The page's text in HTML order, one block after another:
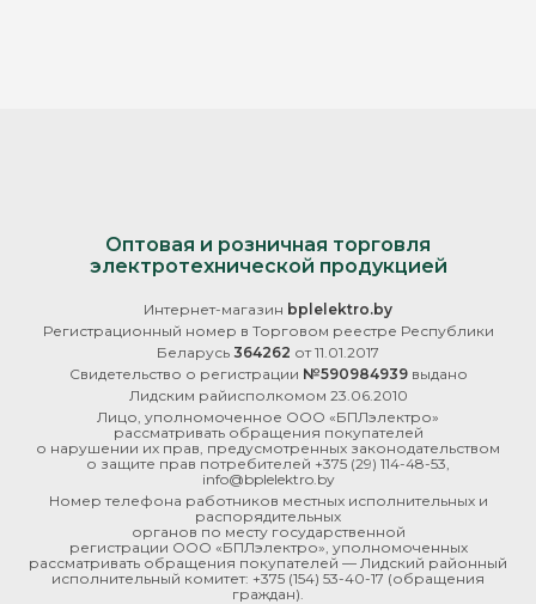
Оптовая и розничная торговля
электротехнической продукцией
Интернет-магазин bplelektro.by
Регистрационный номер в Торговом реестре Республики
Беларусь 364262 от 11.01.2017
Свидетельство о регистрации №590984939выдано
Лидским райисполкомом 23.06.2010
Лицо, уполномоченное ООО «БПЛэлектро»
рассматривать обращения покупателей
о нарушении их прав, предусмотренных законодательством
о защите прав потребителей +375 (29) 114-48-53
info@bplelektro.by
Номер телефона работников местных исполнительных и
распорядительных
органов по месту государственной
регистрации ООО «БПЛэлектро», уполномоченных
рассматривать обращения покупателей — Лидский районный
исполнительный комитет: +375 (154) 53-40-17 (обращения
граждан).